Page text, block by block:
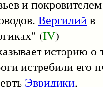
и покровителем
Вергилийв
(IV)
историю о
истребили его
Эвридики,